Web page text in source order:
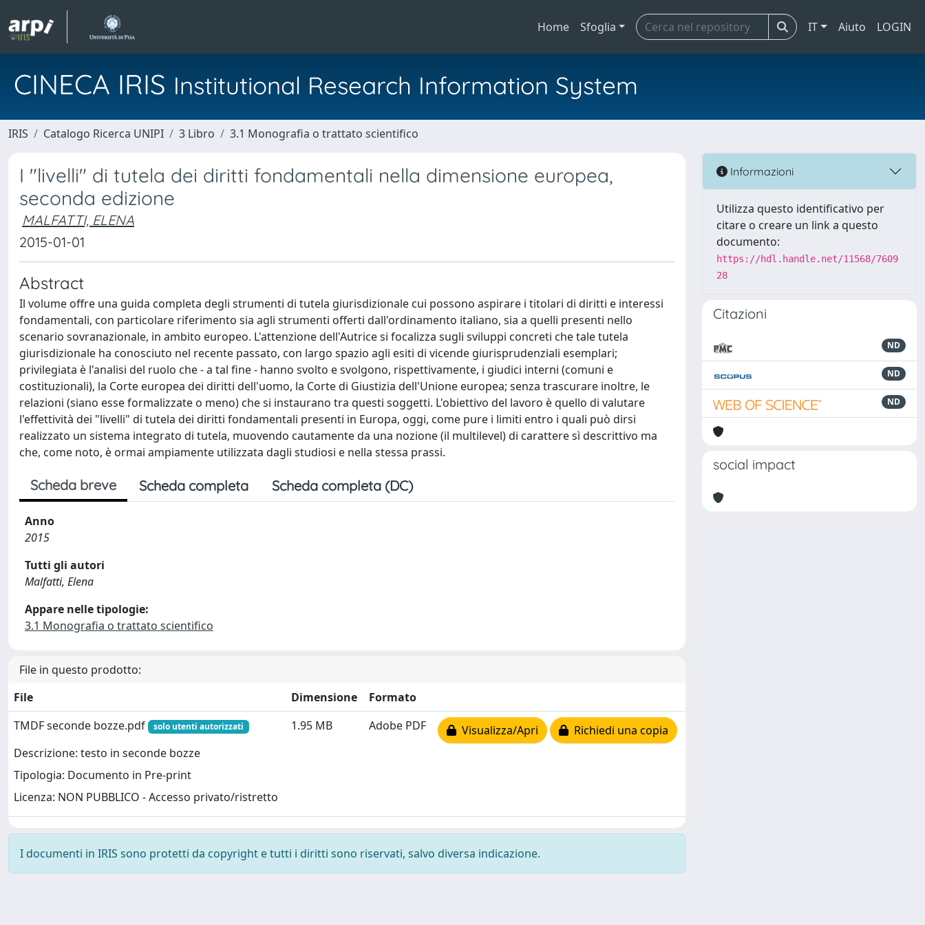
Home Sfoglia IT Aiuto LOGIN
CINECA IRIS Institutional Research Information System
IRIS Catalogo Ricerca UNIPI 3 Libro 3.1 Monografia o trattato scientifico
I "livelli" di tutela dei diritti fondamentali nella dimensione europea,
seconda edizione
MALFATTI, ELENA
2015-01-01
Abstract
Il volume offre una guida completa degli strumenti di tutela giurisdizionale cui possono aspirare i titolari di diritti e interessi
fondamentali, con particolare riferimento sia agli strumenti offerti dall'ordinamento italiano, sia a quelli presenti nello
scenario sovranazionale, in ambito europeo. L'attenzione dell'Autrice si focalizza sugli sviluppi concreti che tale tutela
giurisdizionale ha conosciuto nel recente passato, con largo spazio agli esiti di vicende giurisprudenziali esemplari;
privilegiata è l'analisi del ruolo che - a tal fine - hanno svolto e svolgono, rispettivamente, i giudici interni (comuni e
costituzionali), la Corte europea dei diritti dell'uomo, la Corte di Giustizia dell'Unione europea; senza trascurare inoltre, le
relazioni (siano esse formalizzate o meno) che si instaurano tra questi soggetti. L'obiettivo del lavoro è quello di valutare
l'effettività dei "livelli" di tutela dei diritti fondamentali presenti in Europa, oggi, come pure i limiti entro i quali può dirsi
realizzato un sistema integrato di tutela, muovendo cautamente da una nozione (il multilevel) di carattere sì descrittivo ma
che, come noto, è ormai ampiamente utilizzata dagli studiosi e nella stessa prassi.
Scheda breve Scheda completa Scheda completa (DC)
Anno
2015
Tutti gli autori
Malfatti, Elena
Appare nelle tipologie:
3.1 Monografia o trattato scientifico
File in questo prodotto:
File
Dimensione
Formato
TMDF seconde bozze.pdf
solo utenti autorizzati
Descrizione: testo in seconde bozze
Tipologia: Documento in Pre-print
Licenza: NON PUBBLICO - Accesso privato/ristretto
1.95 MB Adobe PDF Visualizza/Apri Richiedi una copia
I documenti in IRIS sono protetti da copyright e tutti i diritti sono riservati, salvo diversa indicazione.
Informazioni
Utilizza questo identificativo per
citare o creare un link a questo
documento:
https://hdl.handle.net/11568/7609
28
Citazioni
ND
ND
ND
social impact